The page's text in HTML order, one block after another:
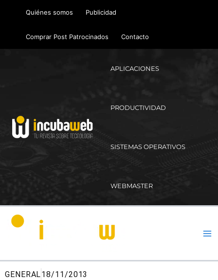
Quiénes somos Publicidad
Comprar Post Patrocinados Contacto
APLICACIONES
PRODUCTIVIDAD
SISTEMAS OPERATIVOS
WEBMASTER
GENERAL18/11/2013